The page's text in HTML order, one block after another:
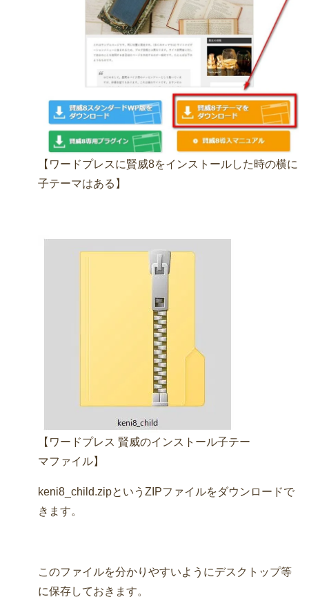
【ワードプレスに賢威8をインストールした時の横に
子テーマはある】
【ワードプレス 賢威のインストール子テー
マファイル】
keni8_child.zipというZIPファイルをダウンロードで
きます。
このファイルを分かりやすいようにデスクトップ等
に保存しておきます。